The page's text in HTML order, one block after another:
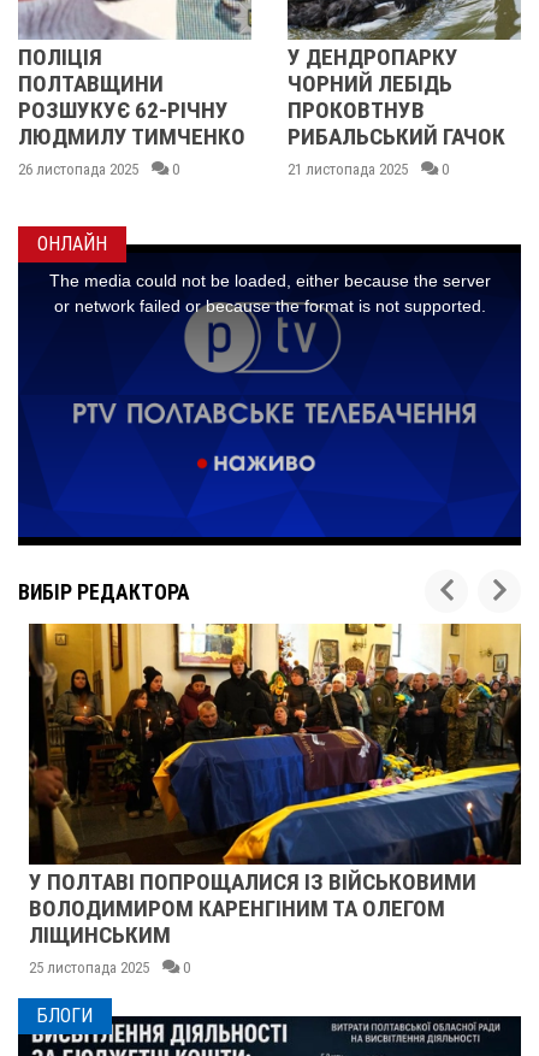
У ДЕНДРОПАРКУ
ЧОРНИЙ ЛЕБІДЬ
ПРОКОВТНУВ
РИБАЛЬСЬКИЙ ГАЧОК
21 листопада 2025
ПОЛІЦІЯ
ПОЛТАВЩИНИ
РОЗШУКУЄ
ЛЮДМИЛУ
МАЛИНЕНКО
ОНЛАЙН
ВИБІР РЕДАКТОРА
У ПОЛТАВІ ПОПРОЩАЛИСЯ ІЗ ВІЙСЬКОВИМИ
ВОЛОДИМИРОМ КАРЕНГІНИМ ТА ОЛЕГОМ
ЛІЩИНСЬКИМ
25 листопада 2025 0
БЛОГИ